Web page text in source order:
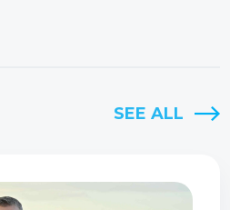
SEE ALL